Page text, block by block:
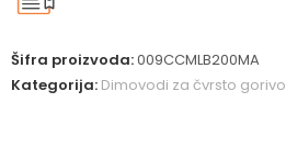
Šifra proizvoda:009CCMLB200MA
Kategorija: Dimovodi za čvrsto gorivo